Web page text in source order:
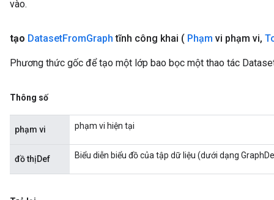
vào.
tạo DatasetFromGraph tĩnh công khai ( Phạm vi phạm vi,
Phương thức gốc để tạo một lớp bao bọc một thao tác
Thông số
phạm vi phạm vi hiện tại
đồ thịDef Biểu diễn biểu đồ của tập dữ liệu (dưới dạng